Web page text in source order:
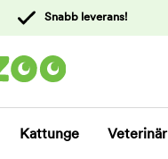
Snabb leverans!
Kattunge Veterinär